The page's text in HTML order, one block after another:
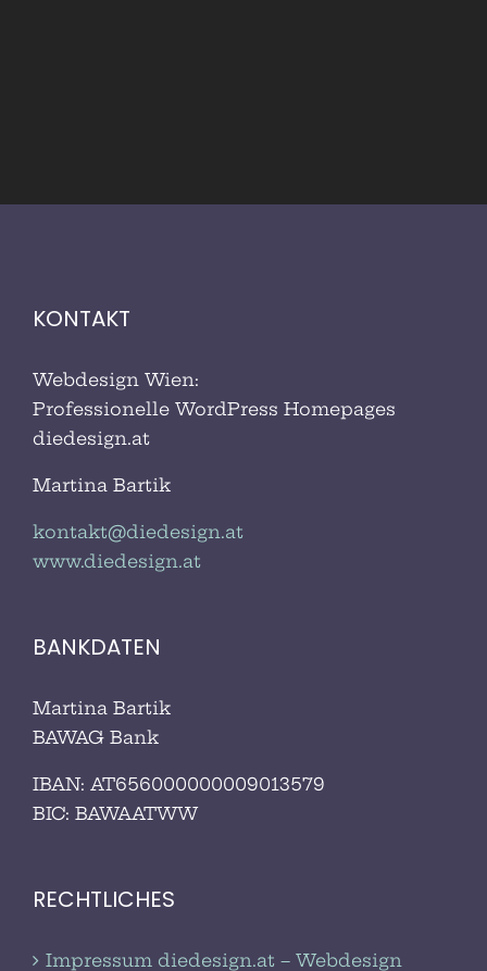
KONTAKT
Webdesign Wien:
Professionelle WordPress Homepages
diedesign.at
Martina Bartik
kontakt@diedesign.at
www.diedesign.at
BANKDATEN
Martina Bartik
BAWAG Bank
IBAN: AT656000000009013579
BIC: BAWAATWW
RECHTLICHES
Impressum diedesign.at – Webdesign